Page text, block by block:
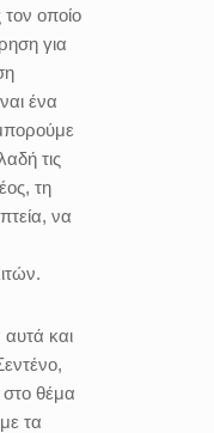
τον οποίο
για
ένα
τις
τη
να
και
θέμα
τα